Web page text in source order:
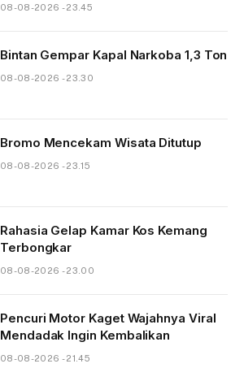
08-08-2026 - 23.45
Bintan Gempar Kapal Narkoba 1,3 Ton
08-08-2026 - 23.30
Bromo Mencekam Wisata Ditutup
08-08-2026 - 23.15
Rahasia Gelap Kamar Kos Kemang
Terbongkar
08-08-2026 - 23.00
Pencuri Motor Kaget Wajahnya Viral
Mendadak Ingin Kembalikan
08-08-2026 - 21.45